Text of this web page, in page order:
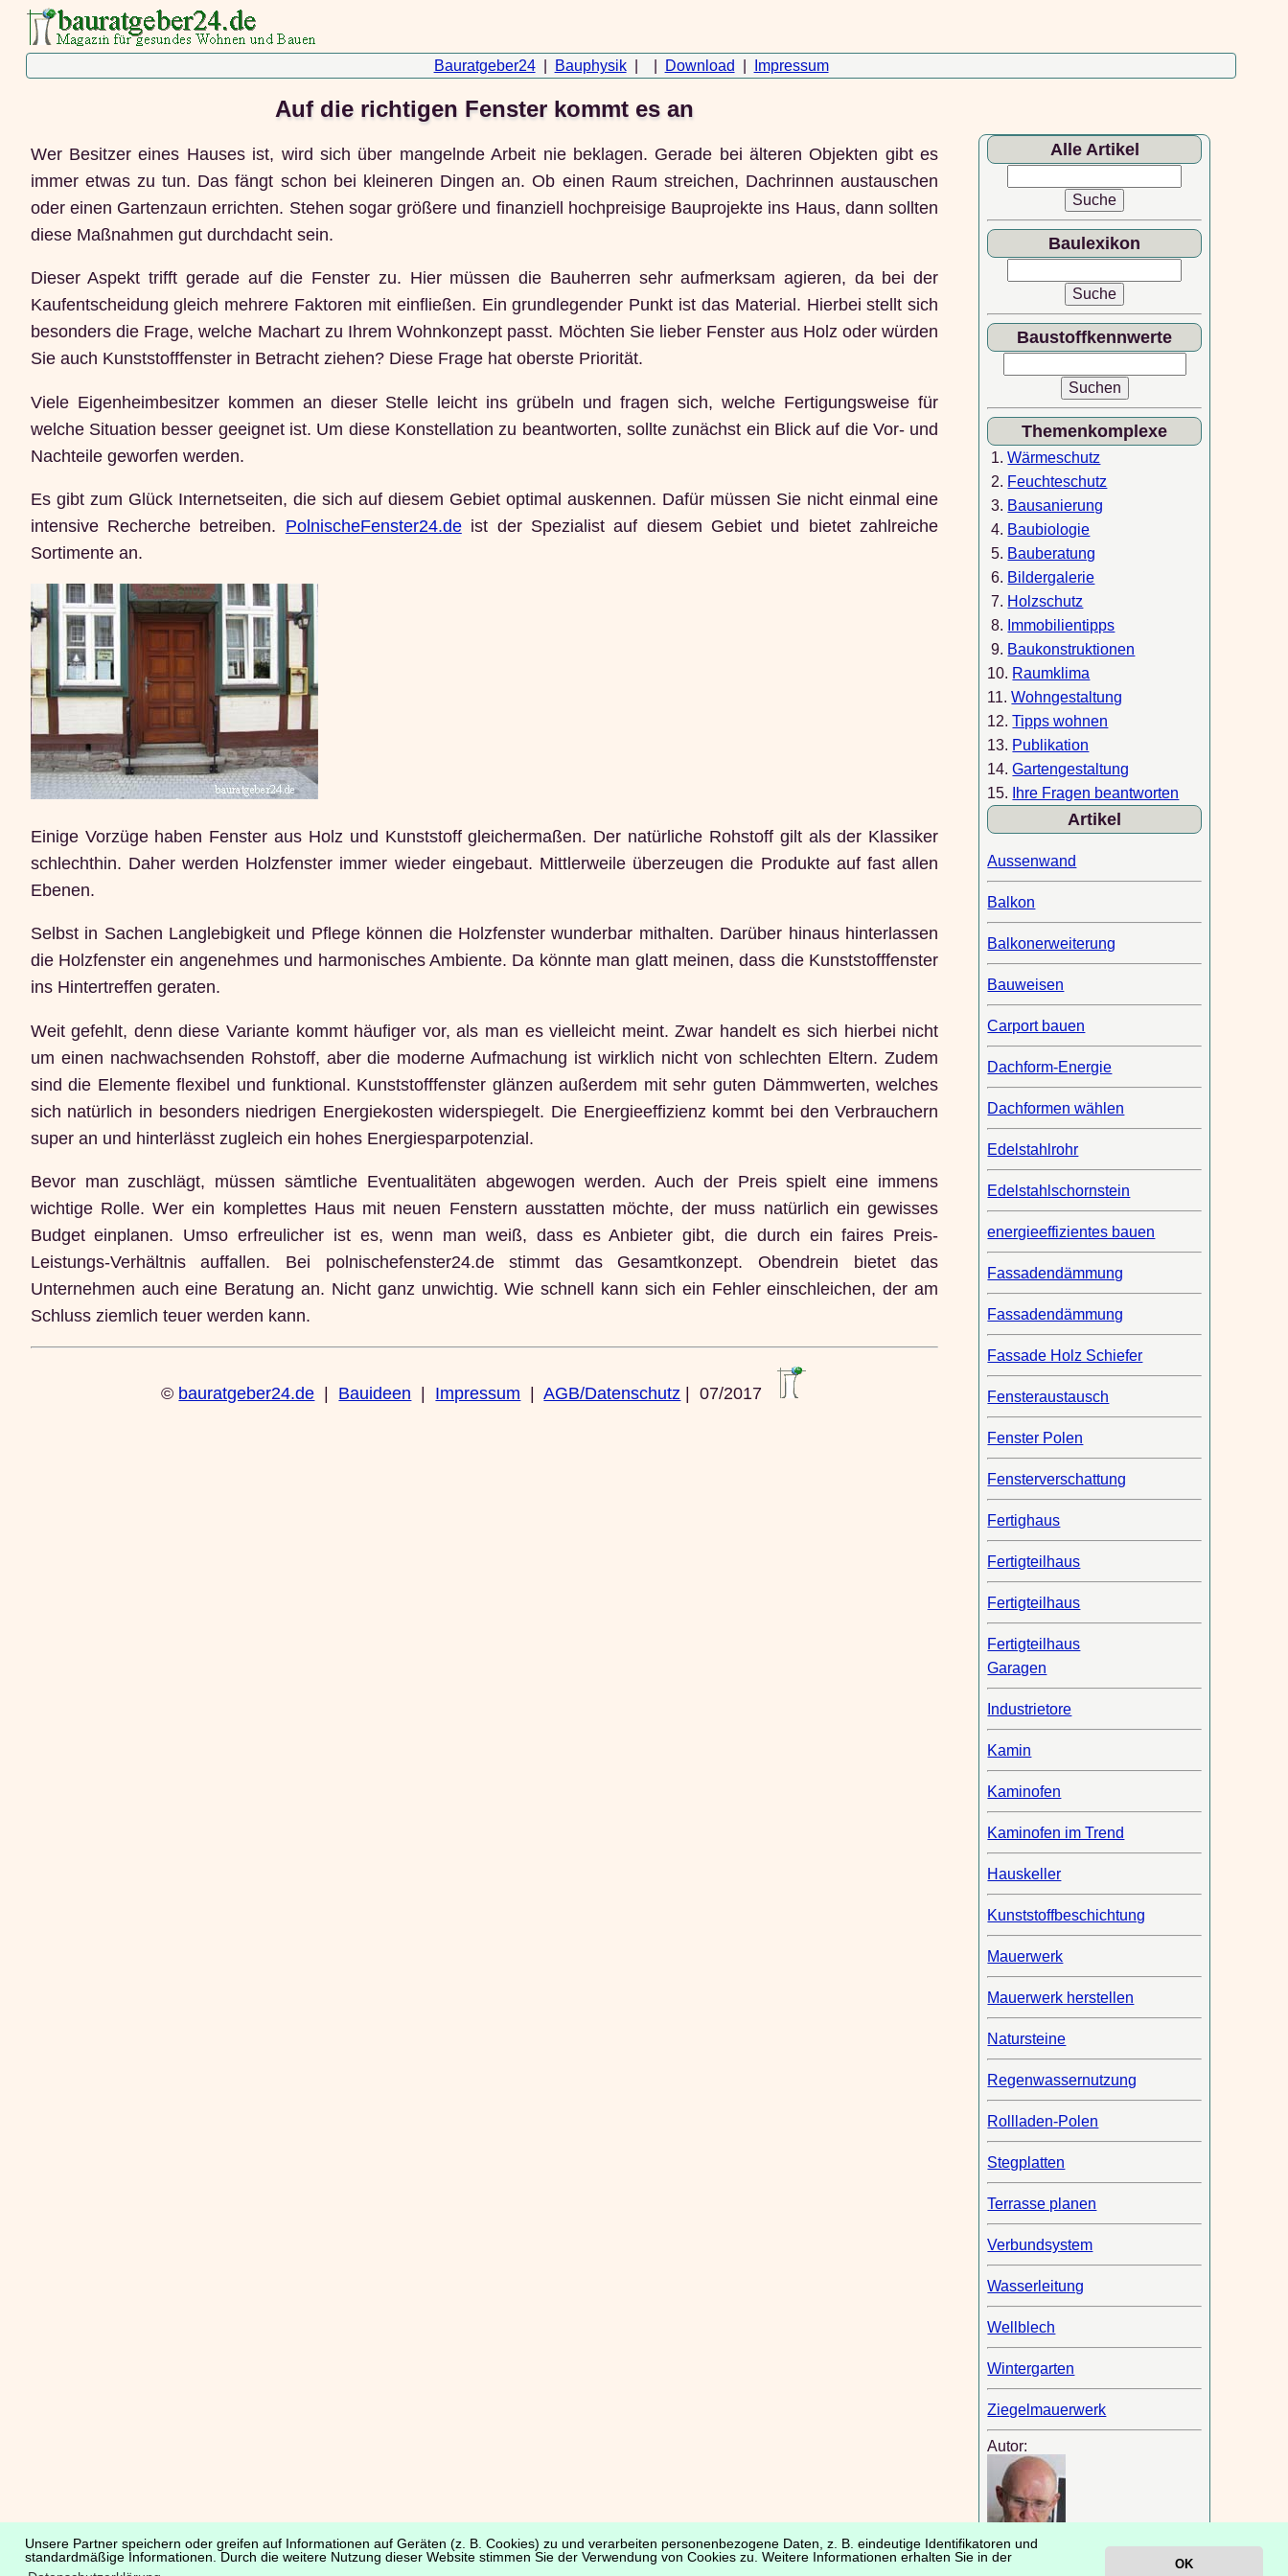
Unsere Partner speichern oder greifen auf Informationen auf Geräten (z. B. Cookies) zu und verarbeiten personenbezogene Daten, z. B. eindeutige Identifikatoren und
standardmäßige Informationen. Durch die weitere Nutzung dieser Website stimmen Sie der Verwendung von Cookies zu. Weitere Informationen erhalten Sie in der
OK
Bauratgeber24| Bauphysik| | Download Impressum
Auf die richtigen Fenster kommt es an
Wer Besitzer eines Hauses ist, wird sich über mangelnde Arbeit nie beklagen. Gerade bei älteren Objekten gibt es
immer etwas zu tun. Das fängt schon bei kleineren Dingen an. Ob einen Raum streichen, Dachrinnen austauschen
oder einen Gartenzaun errichten. Stehen sogar größere und finanziell hochpreisige Bauprojekte ins Haus, dann sollten
diese Maßnahmen gut durchdacht sein.
Dieser Aspekt trifft gerade auf die Fenster zu. Hier müssen die Bauherren sehr aufmerksam agieren, da bei der
Kaufentscheidung gleich mehrere Faktoren mit einfließen. Ein grundlegender Punkt ist das Material. Hierbei stellt sich
besonders die Frage, welche Machart zu Ihrem Wohnkonzept passt. Möchten Sie lieber Fenster aus Holz oder würden
Sie auch Kunststofffenster in Betracht ziehen? Diese Frage hat oberste Priorität.
Viele Eigenheimbesitzer kommen an dieser Stelle leicht ins grübeln und fragen sich, welche Fertigungsweise für
welche Situation besser geeignet ist. Um diese Konstellation zu beantworten, sollte zunächst ein Blick auf die Vor- und
Nachteile geworfen werden.
Es gibt zum Glück Internetseiten, die sich auf diesem Gebiet optimal auskennen. Dafür müssen Sie nicht einmal eine
intensive Recherche betreiben. PolnischeFenster24.deist der Spezialist auf diesem Gebiet und bietet zahlreiche
Sortimente an.
Einige Vorzüge haben Fenster aus Holz und Kunststoff gleichermaßen. Der natürliche Rohstoff gilt als der Klassiker
schlechthin. Daher werden Holzfenster immer wieder eingebaut. Mittlerweile überzeugen die Produkte auf fast allen
Ebenen.
Selbst in Sachen Langlebigkeit und Pflege können die Holzfenster wunderbar mithalten. Darüber hinaus hinterlassen
die Holzfenster ein angenehmes und harmonisches Ambiente. Da könnte man glatt meinen, dass die Kunststofffenster
ins Hintertreffen geraten.
Weit gefehlt, denn diese Variante kommt häufiger vor, als man es vielleicht meint. Zwar handelt es sich hierbei nicht
um einen nachwachsenden Rohstoff, aber die moderne Aufmachung ist wirklich nicht von schlechten Eltern. Zudem
sind die Elemente flexibel und funktional. Kunststofffenster glänzen außerdem mit sehr guten Dämmwerten, welches
sich natürlich in besonders niedrigen Energiekosten widerspiegelt. Die Energieeffizienz kommt bei den Verbrauchern
super an und hinterlässt zugleich ein hohes Energiesparpotenzial.
Bevor man zuschlägt, müssen sämtliche Eventualitäten abgewogen werden. Auch der Preis spielt eine immens
wichtige Rolle. Wer ein komplettes Haus mit neuen Fenstern ausstatten möchte, der muss natürlich ein gewisses
Budget einplanen. Umso erfreulicher ist es, wenn man weiß, dass es Anbieter gibt, die durch ein faires Preis-
Leistungs-Verhältnis auffallen. Bei polnischefenster24.de stimmt das Gesamtkonzept. Obendrein bietet das
Unternehmen auch eine Beratung an. Nicht ganz unwichtig. Wie schnell kann sich ein Fehler einschleichen, der am
Schluss ziemlich teuer werden kann.
© bauratgeber24.de | Bauideen | Impressum |AGB/Datenschutz | 07/2017
Alle Artikel
Baulexikon
Baustoffkennwerte
Themenkomplexe
1.Wärmeschutz
2. Feuchteschutz
3. Bausanierung
4. Baubiologie
5. Bauberatung
6. Bildergalerie
7. Holzschutz
8. Immobilientipps
9. Baukonstruktionen
10. Raumklima
11.Wohngestaltung
12.Tipps wohnen
13. Publikation
14.Gartengestaltung
15.
Ihre Fragen beantworten
Artikel
Aussenwand
Balkon
Balkonerweiterung
Bauweisen
Carport bauen
Dachform-Energie
Dachformen wählen
Edelstahlrohr
Edelstahlschornstein
energieeffizientes bauen
Fassadendämmung
Fassadendämmung
Fassade Holz Schiefer
Fensteraustausch
Fenster Polen
Fensterverschattung
Fertighaus
Fertigteilhaus
Fertigteilhaus
Fertigteilhaus
Garagen
Industrietore
Kamin
Kaminofen
Kaminofen im Trend
Hauskeller
Kunststoffbeschichtung
Mauerwerk
Mauerwerk herstellen
Natursteine
Regenwassernutzung
Rollladen-Polen
Stegplatten
Terrasse planen
Verbundsystem
Wasserleitung
Wellblech
Wintergarten
Ziegelmauerwerk
Autor:
Peter Rauch Ph.D.